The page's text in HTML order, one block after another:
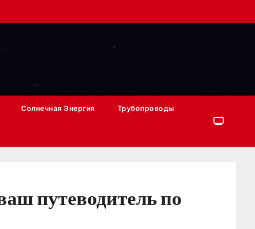
Солнечная Энергия Трубопроводы
путеводитель по